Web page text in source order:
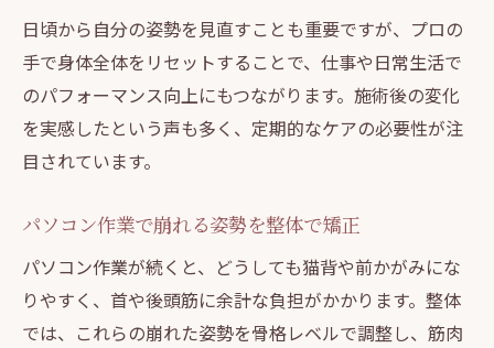
日頃から自分の姿勢を見直すことも重要ですが、プロの
手で身体全体をリセットすることで、仕事や日常生活で
のパフォーマンス向上にもつながります。施術後の変化
を実感したという声も多く、定期的なケアの必要性が注
目されています。
パソコン作業で崩れる姿勢を整体で矯正
パソコン作業が続くと、どうしても猫背や前かがみにな
りやすく、首や後頭筋に余計な負担がかかります。整体
では、これらの崩れた姿勢を骨格レベルで調整し、筋肉